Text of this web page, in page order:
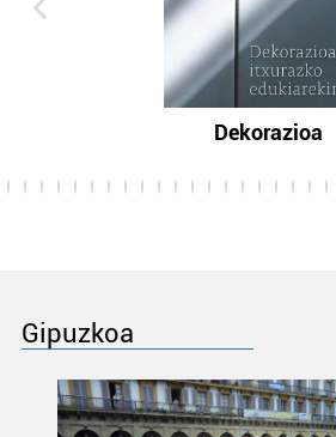
Dekorazioa
Gipuzkoa